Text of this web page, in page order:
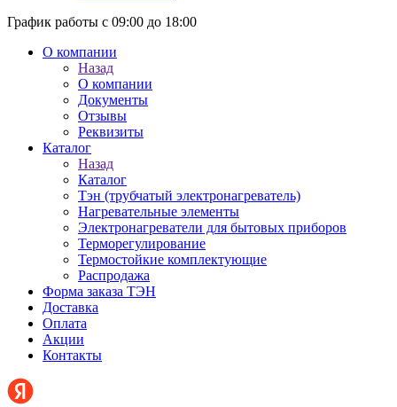
График работы с 09:00 до 18:00
О компании
Назад
О компании
Документы
Отзывы
Реквизиты
Каталог
Назад
Каталог
Тэн (трубчатый электронагреватель)
Нагревательные элементы
Электронагреватели для бытовых приборов
Терморегулирование
Термостойкие комплектующие
Распродажа
Форма заказа ТЭН
Доставка
Оплата
Акции
Контакты